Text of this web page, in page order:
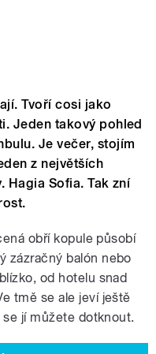
Tvoří cosi jako
Jeden takový pohled
Je večer, stojím
z největších
Hagia Sofia. Tak zní
obří kopule působí
zázračný balón nebo
od hotelu snad
tmě se ale jeví ještě
jí můžete dotknout.